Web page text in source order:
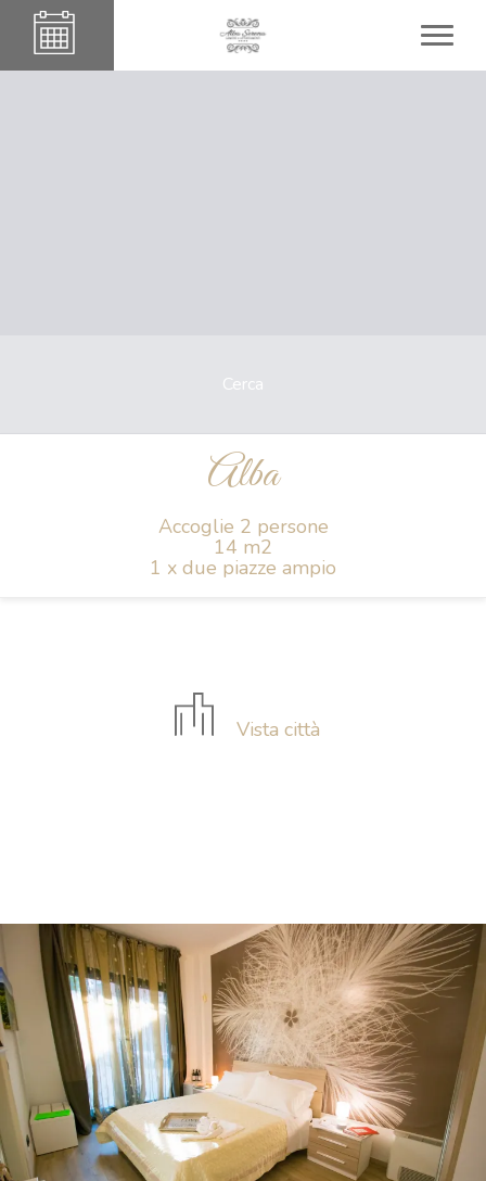
Cerca
Alba
Accoglie 2 persone
14 m2
1 x due piazze ampio
Vista città